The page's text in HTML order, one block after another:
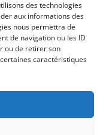
des technologies
aux informations des
nous permettra de
de navigation ou les ID
ou de retirer son
caractéristiques
Thorigné-Fouillard